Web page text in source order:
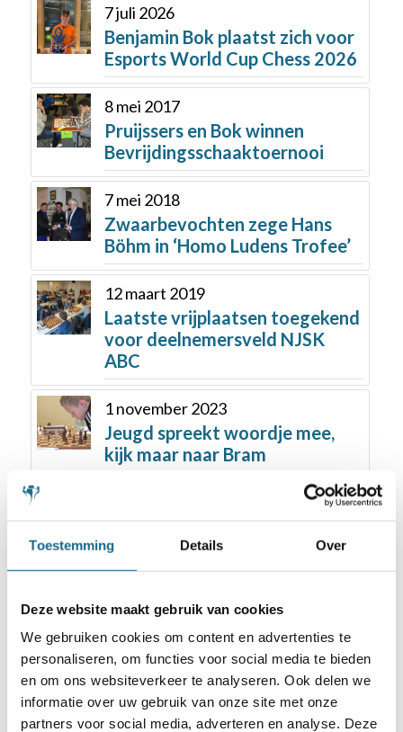
Toestemming Details Over
Deze website maakt gebruik van cookies
We gebruiken cookies om content en advertenties te
personaliseren, om functies voor social media te bieden
en om ons websiteverkeer te analyseren. Ook delen we
informatie over uw gebruik van onze site met onze
partners voor social media, adverteren en analyse. Deze
7 juli 2026
Benjamin Bok plaatst zich voor
Esports World Cup Chess 2026
8 mei 2017
Pruijssers en Bok winnen
Bevrijdingsschaaktoernooi
7 mei 2018
Zwaarbevochten zege Hans
Böhm in ‘Homo Ludens Trofee’
12 maart 2019
Laatste vrijplaatsen toegekend
voor deelnemersveld NJSK
ABC
1 november 2023
Jeugd spreekt woordje mee,
kijk maar naar Bram
Schaken.nl wordt mede mogelijk gemaakt
door: